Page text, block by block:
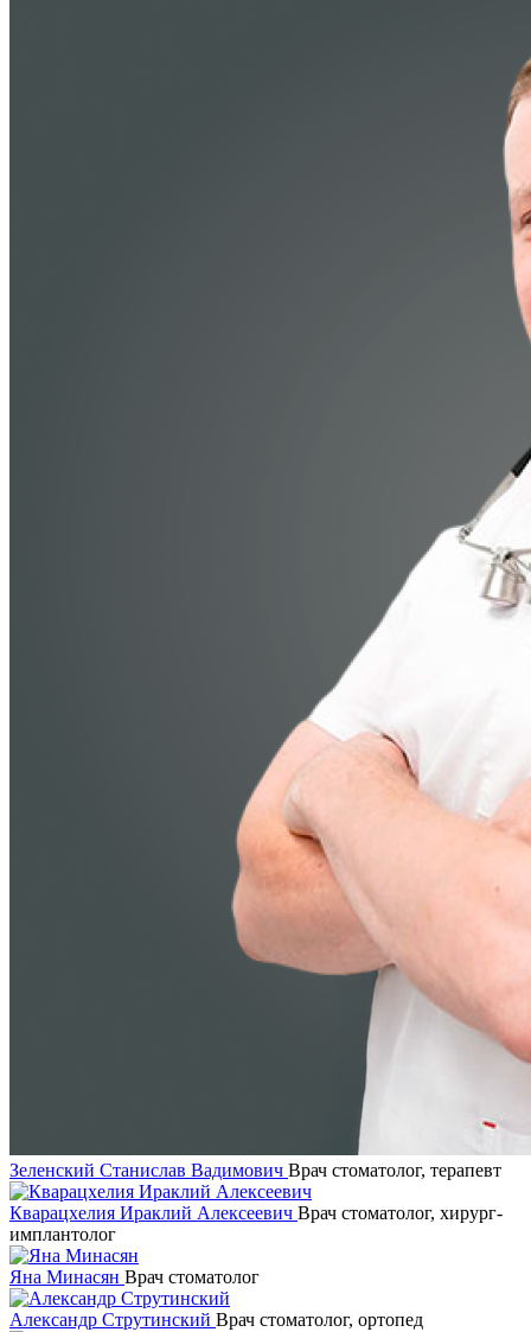
Зеленский Станислав Вадимович Врач стоматолог, терапевт
Кварацхелия Ираклий Алексеевич Врач стоматолог, хирург-
имплантолог
Яна Минасян Врач стоматолог
Александр Струтинский Врач стоматолог, ортопед